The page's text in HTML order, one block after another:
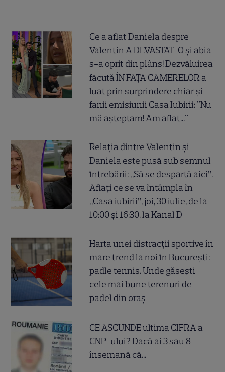
Ce a aflat Daniela despre
Valentin A DEVASTAT-O și abia
s-a oprit din plâns! Dezvăluirea
făcută ÎN FAȚA CAMERELOR a
luat prin surprindere chiar și
fanii emisiunii Casa Iubirii: "Nu
mă așteptam! Am aflat..."
Relația dintre Valentin și
Daniela este pusă sub semnul
întrebării: „Să se despartă aici”.
Aflați ce se va întâmpla în
„Casa iubirii”, joi, 30 iulie, de la
10:00 și 16:30, la Kanal D
Harta unei distracții sportive în
mare trend la noi în București:
padle tennis. Unde găsești
cele mai bune terenuri de
padel din oraș
CE ASCUNDE ultima CIFRA a
CNP-ului? Dacă ai 3 sau 8
însemană că...